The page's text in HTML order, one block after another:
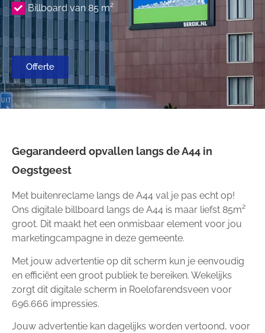
Billboard van 85 m²
Offerte
Gegarandeerd opvallen langs de A44 in
Oegstgeest
Met buitenreclame langs de A44 val je pas echt op!
Ons digitale billboard langs de A44 is maar liefst 85m²
groot. Dit maakt het een onmisbaar element voor jou
marketingcampagne in deze gemeente.
Met jouw advertentie op dit scherm kun je eenvoudig
en efficiënt een groot publiek te bereiken. Wekelijks
zorgt dit digitale scherm in Roelofarendsveen voor
696.666 impressies.
Jouw advertentie kan dagelijks worden vertoond, voor